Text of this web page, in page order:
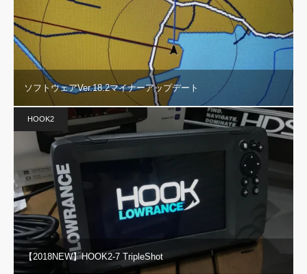
ソフトウェアVer.18.2マイナーアップデート
HOOK2
【2018NEW】HOOK2-7 TripleShot